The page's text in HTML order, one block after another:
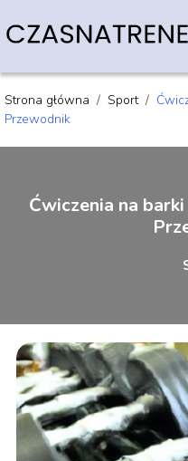
Strona główna / Sport /
Przewodnik
Ćwiczenia na